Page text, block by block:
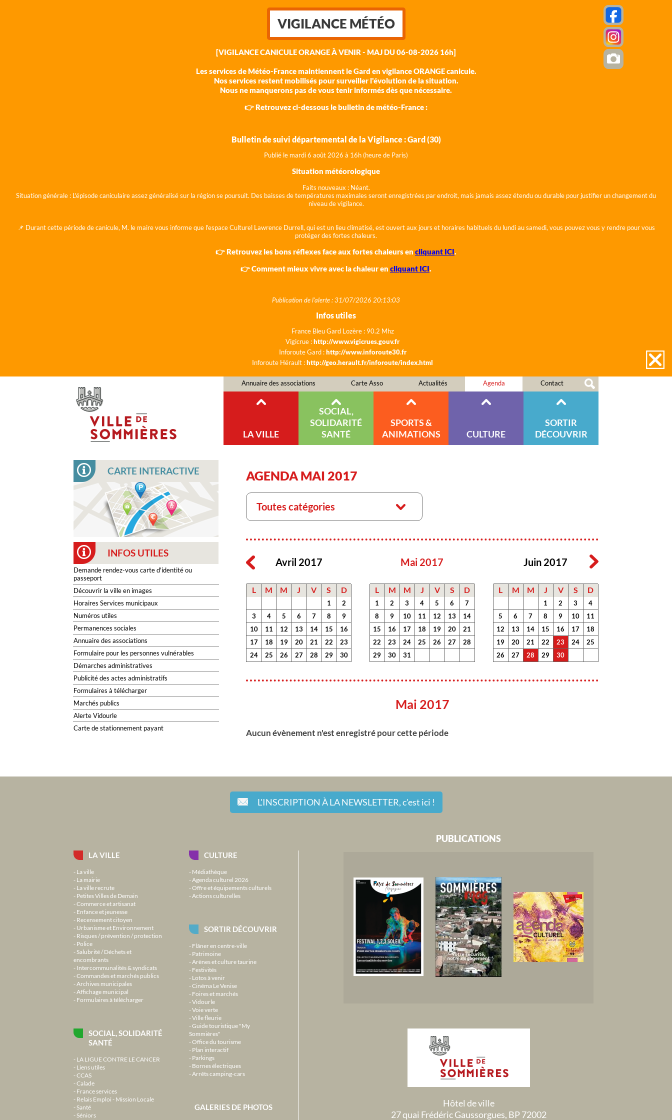
VIGILANCE MÉTÉO
[VIGILANCE CANICULE ORANGE À VENIR - MAJ DU 06-08-2026 16h]
Les services de Météo-France maintiennent le Gard en vigilance ORANGE canicule.
Nos services restent mobilisés pour surveiller l'évolution de la situation.
Nous ne manquerons pas de vous tenir informés dès que nécessaire.
👉 Retrouvez ci-dessous le bulletin de météo-France :
Bulletin de suivi départemental de la Vigilance : Gard (30)
Publié le mardi 6 août 2026 à 16h (heure de Paris)
Situation météorologique
Faits nouveaux : Néant.
Situation générale : L'épisode caniculaire assez généralisé sur la région se poursuit. Des baisses de températures maximales seront enregistrées par endroit, mais jamais assez étendu ou durable pour justifier un changement du
niveau de vigilance.
📌 Durant cette période de canicule, M. le maire vous informe que l'espace Culturel Lawrence Durrell, qui est un lieu climatisé, est ouvert aux jours et horaires habituels du lundi au samedi, vous pouvez vous y rendre pour vous
protéger des fortes chaleurs.
👉 Retrouvez les bons réflexes face aux fortes chaleurs en cliquant ICI.
👉 Comment mieux vivre avec la chaleur en cliquant ICI.
Publication de l'alerte : 31/07/2026 20:13:03
Infos utiles
France Bleu Gard Lozère : 90.2 Mhz
Vigicrue :http://www.vigicrues.gouv.fr
Inforoute Gard :http://www.inforoute30.fr
Inforoute Hérault :http://geo.herault.fr/inforoute/index.html
Annuaire des associations Carte Asso Actualités Agenda Contact
LA VILLE
SOCIAL,
SOLIDARITÉ
SANTÉ
SPORTS &
ANIMATIONS
CULTURE
SORTIR
DÉCOUVRIR
CARTE INTERACTIVE
INFOS UTILES
Demande rendez-vous carte d'identité ou
passeport
Découvrir la ville en images
Horaires Services municipaux
Numéros utiles
Permanences sociales
Annuaire des associations
Formulaire pour les personnes vulnérables
Démarches administratives
Publicité des actes administratifs
Formulaires à télécharger
Marchés publics
Alerte Vidourle
Carte de stationnement payant
AGENDA MAI 2017
Toutes catégories
Avril 2017
L M M J V S D
1
2
3
4 5 6 7 8
9
10
11 12 13 14 15
16
17
18 19 20 21 22
23
24
25 26 27 28 29 30
Mai 2017
L M M J V S D
1 2 3 4 5 6
7
8
9 10 11 12 13
14
15
16 17 18 19 20
21
22
23 24 25 26 27
28
29
30 31
Juin 2017
L M M J V S D
1 2 3
4
5
6 7 8 9 10
11
12
13 14 15 16 17
18
19
20 21 22 23 24
25
26
27 28 29 30
Mai 2017
Aucun évènement n'est enregistré pour cette période
L'INSCRIPTION À LA NEWSLETTER,c'est ici !
LA VILLE
La ville
La mairie
La ville recrute
Petites Villes de Demain
Commerce et artisanat
Enfance et jeunesse
Recensement citoyen
Urbanisme et Environnement
Risques / prévention / protection
Police
Salubrité / Déchets et
encombrants
Intercommunalités & syndicats
Commandes et marchés publics
Archives municipales
Affichage municipal
Formulaires à télécharger
SOCIAL, SOLIDARITÉ
SANTÉ
LA LIGUE CONTRE LE CANCER
Liens utiles
CCAS
Calade
France services
Relais Emploi - Mission Locale
Santé
Séniors
CULTURE
Médiathèque
Agenda culturel 2026
Offre et équipements culturels
Actions culturelles
SORTIR DÉCOUVRIR
Flâner en centre-ville
Patrimoine
Arènes et culture taurine
Festivités
Lotos à venir
Cinéma Le Venise
Foires et marchés
Vidourle
Voie verte
Ville fleurie
Guide touristique "My
Sommières"
Office du tourisme
Plan interactif
Parkings
Bornes électriques
Arrêts camping-cars
GALERIES DE PHOTOS
PUBLICATIONS
Hôtel de ville
27 quai Frédéric Gaussorgues, BP 72002